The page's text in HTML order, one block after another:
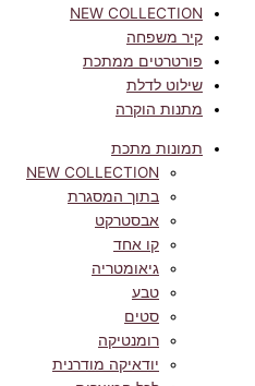
NEW COLLECTION
קיר משפחה
פורטרטים ממתכת
שילוט לדלת
מתנות הוקרה
תמונות מתכת
NEW COLLECTION
בתוך המסגרת
אבסטרקט
קו אחד
גיאומטריה
טבע
סטים
רומנטיקה
יודאיקה מודרנית